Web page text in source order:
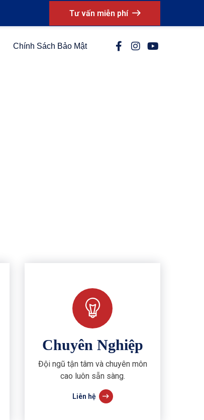
Tư vấn miễn phí
Chính Sách Bảo Mật
Chuyên Nghiệp
Đội ngũ tận tâm và chuyên môn
cao luôn sẵn sàng.
Liên hệ